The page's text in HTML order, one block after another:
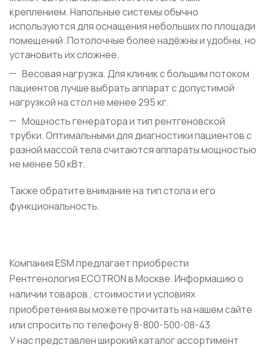
креплением. Напольные системы обычно
используются для оснащения небольших по площади
помещений. Потолочные более надёжны и удобны, но
установить их сложнее.
Весовая нагрузка. Для клиник с большим потоком
пациентов лучше выбрать аппарат с допустимой
нагрузкой на стол не менее 295 кг.
Мощность генератора и тип рентгеновской
трубки. Оптимальными для диагностики пациентов с
разной массой тела считаются аппараты мощностью
не менее 50 кВт.
Также обратите внимание на тип стола и его
функциональность.
Компания ESM предлагает приобрести
Рентгенология ECOTRON в Москве. Информацию о
наличии товаров , стоимости и условиях
приобретения вы можете прочитать на нашем сайте
или спросить по телефону 8-800-500-08-43.
У нас представлен широкий каталог ассортимент